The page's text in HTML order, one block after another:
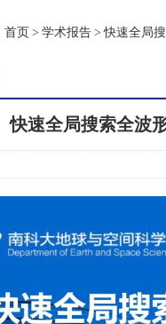
首页 > 学术报告 > 快速全局
快速全局搜索全波